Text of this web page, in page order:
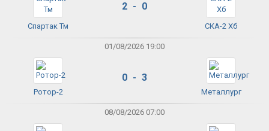
Спартак Тм
2 - 0
СКА-2 Хб
01/08/2026 19:00
Ротор-2
0 - 3
Металлург
08/08/2026 07:00